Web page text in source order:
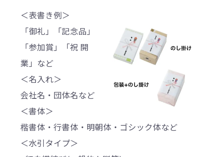
＜表書き例＞
「御礼」「記念品」
「参加賞」「祝 開
業」など
＜名入れ＞
会社名・団体名など
＜書体＞
楷書体・行書体・明朝体・ゴシック体など
＜水引タイプ＞